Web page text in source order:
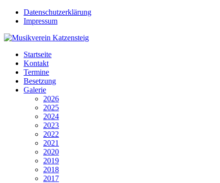
Datenschutzerklärung
Impressum
Startseite
Kontakt
Termine
Besetzung
Galerie
2026
2025
2024
2023
2022
2021
2020
2019
2018
2017